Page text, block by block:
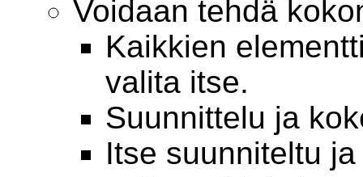
Voidaan tehdä
Kaikkien
valita itse.
Suunnittelu ja
Itse suunniteltu